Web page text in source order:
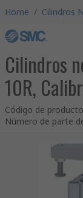
Home / Cilindros
Cilindros
10R,
Código de
Número de parte